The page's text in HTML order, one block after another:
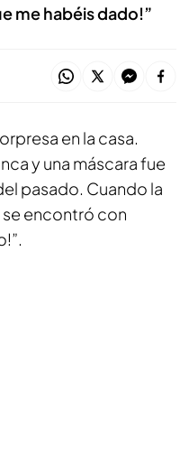
me habéis dado!”
en la casa.
y una máscara fue
pasado. Cuando la
encontró con